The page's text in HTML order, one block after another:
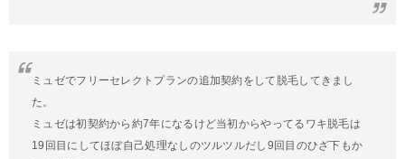
ミュゼでフリーセレクトプランの追加契約をして脱毛してきまし
た。
ミュゼは初契約から約7年になるけど当初からやってるワキ脱毛は
19回目にしてほぼ自己処理なしのツルツルだし9回目のひざ下もか